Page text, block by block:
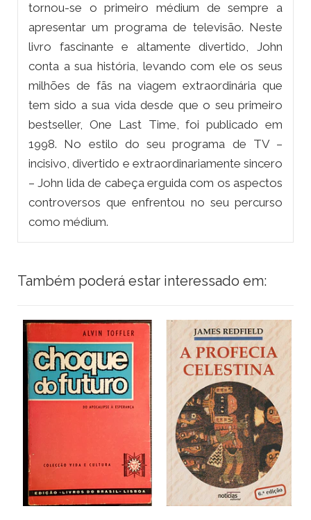
tornou-se o primeiro médium de sempre a
apresentar um programa de televisão. Neste
livro fascinante e altamente divertido, John
conta a sua história, levando com ele os seus
milhões de fãs na viagem extraordinária que
tem sido a sua vida desde que o seu primeiro
bestseller, One Last Time, foi publicado em
1998. No estilo do seu programa de TV –
incisivo, divertido e extraordinariamente sincero
– John lida de cabeça erguida com os aspectos
controversos que enfrentou no seu percurso
como médium.
Também poderá estar interessado em: